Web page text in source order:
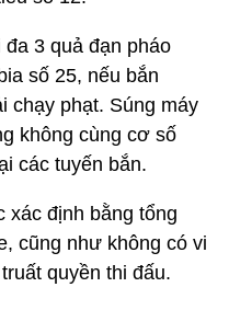
3 quả đạn pháo
số 25, nếu bắn
chạy phạt. Súng máy
không cùng cơ số
các tuyến bắn.
xác định bằng tổng
cũng như không có vi
quyền thi đấu.